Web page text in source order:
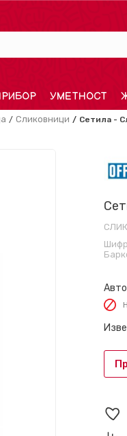
УМЕТНОСТ
Сликовници Сетила -